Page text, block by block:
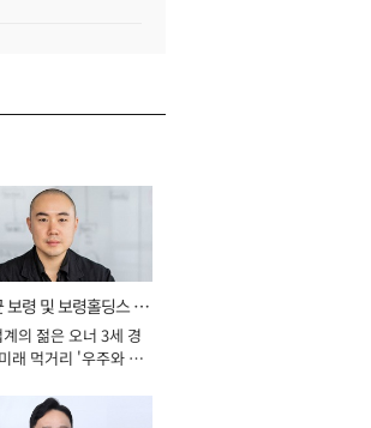
보령 및 보령홀딩스 대
사장의 젊은 오너 3세 경
래 먹거리 '우주와 헬